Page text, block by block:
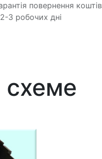
повернення коштів
3 робочих дні